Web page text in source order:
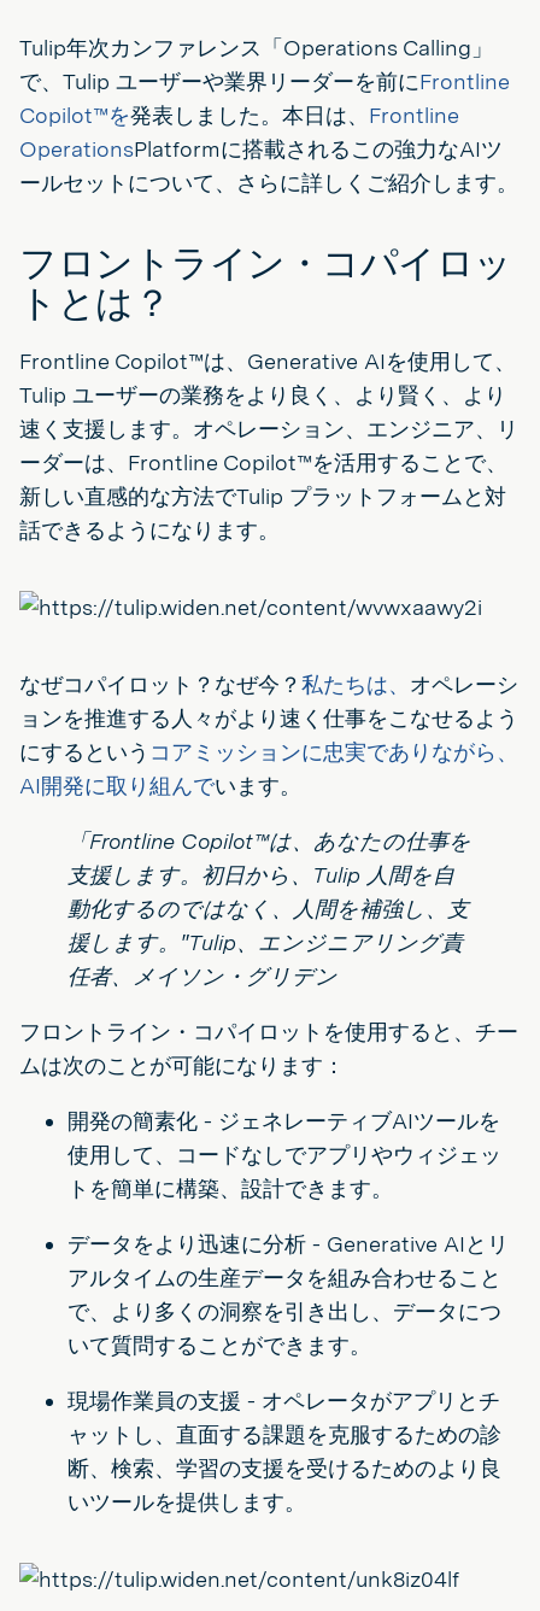
Tulip年次カンファレンス「Operations Calling」
で、Tulip ユーザーや業界リーダーを前にFrontline
Copilot™を発表しました。本日は、 Frontline
OperationsPlatformに搭載されるこの強力なAIツ
ールセットについて、さらに詳しくご紹介します。
フロントライン・コパイロッ
トとは？
Frontline Copilot™は、Generative AIを使用して、
Tulip ユーザーの業務をより良く、より賢く、より
速く支援します。オペレーション、エンジニア、リ
ーダーは、Frontline Copilot™を活用することで、
新しい直感的な方法でTulip プラットフォームと対
話できるようになります。
なぜコパイロット？なぜ今？ 私たちは、 オペレーシ
ョンを推進する人々がより速く仕事をこなせるよう
にするという コアミッションに忠実でありながら、
AI開発に取り組んでいます。
「Frontline Copilot™は、あなたの仕事を
支援します。初日から、Tulip 人間を自
動化するのではなく、人間を補強し、支
援します。"Tulip、エンジニアリング責
任者、メイソン・グリデン
フロントライン・コパイロットを使用すると、チー
ムは次のことが可能になります：
開発の簡素化 - ジェネレーティブAIツールを
使用して、コードなしでアプリやウィジェッ
トを簡単に構築、設計できます。
データをより迅速に分析 - Generative AIとリ
アルタイムの生産データを組み合わせること
で、より多くの洞察を引き出し、データにつ
いて質問することができます。
現場作業員の支援 - オペレータがアプリとチ
ャットし、直面する課題を克服するための診
断、検索、学習の支援を受けるためのより良
いツールを提供します。